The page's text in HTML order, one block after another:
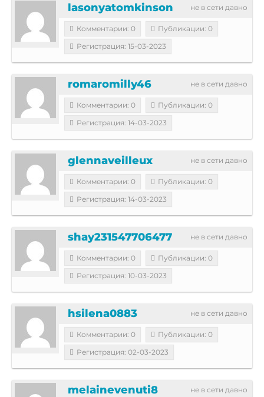
не в сети давно
lasonyatomkinson
Комментарии: 0
Публикации: 0
Регистрация: 15-03-2023
не в сети давно
romaromilly46
Комментарии: 0
Публикации: 0
Регистрация: 14-03-2023
не в сети давно
glennaveilleux
Комментарии: 0
Публикации: 0
Регистрация: 14-03-2023
не в сети давно
shay231547706477
Комментарии: 0
Публикации: 0
Регистрация: 10-03-2023
не в сети давно
hsilena0883
Комментарии: 0
Публикации: 0
Регистрация: 02-03-2023
не в сети давно
melainevenuti8